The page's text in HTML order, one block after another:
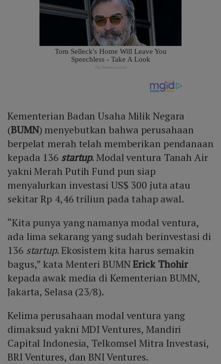
Kementerian Badan Usaha Milik Negara
(BUMN) menyebutkan bahwa perusahaan
berpelat merah telah memberikan pendanaan
kepada 136 startup. Modal ventura Tanah Air
yakni Merah Putih Fund pun siap
menyalurkan investasi US$ 300 juta atau
sekitar Rp 4,46 triliun pada tahap awal.
“Kita punya yang namanya modal ventura,
ada lima sekarang yang sudah berinvestasi di
136 startup. Ekosistem kita harus semakin
bagus,” kata Menteri BUMNErick Thohir
kepada awak media di Kementerian BUMN,
Jakarta, Selasa (23/8).
Kelima perusahaan modal ventura yang
dimaksud yakni MDI Ventures, Mandiri
Capital Indonesia, Telkomsel Mitra Investasi,
BRI Ventures, dan BNI Ventures.